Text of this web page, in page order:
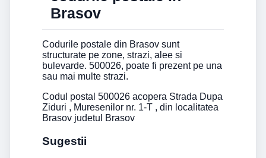
Brasov
Codurile postale din Brasov sunt
structurate pe zone, strazi, alee si
bulevarde. 500026, poate fi prezent pe una
sau mai multe strazi.
Codul postal 500026 acopera Strada Dupa
Ziduri , Muresenilor nr. 1-T , din localitatea
Brasov judetul Brasov
Sugestii